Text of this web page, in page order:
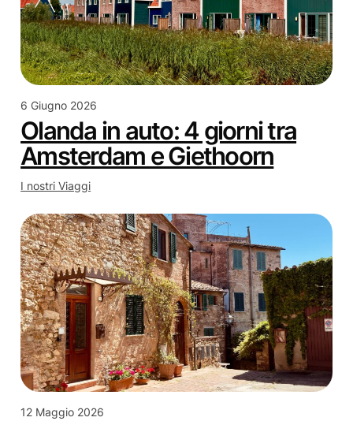
6 Giugno 2026
Olanda in auto: 4 giorni tra
Amsterdam e Giethoorn
I nostri Viaggi
12 Maggio 2026